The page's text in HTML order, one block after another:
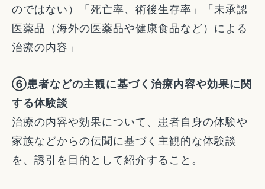
のではない）「死亡率、術後生存率」「未承認
医薬品（海外の医薬品や健康食品など）による
治療の内容」
⑥患者などの主観に基づく治療内容や効果に関
する体験談
治療の内容や効果について、患者自身の体験や
家族などからの伝聞に基づく主観的な体験談
を、誘引を目的として紹介すること。